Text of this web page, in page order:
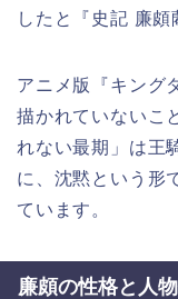
したと『史記 廉頗
アニメ版『キング
描かれていないこ
れない最期」は王
に、沈黙という形
ています。
廉頗の性格と人